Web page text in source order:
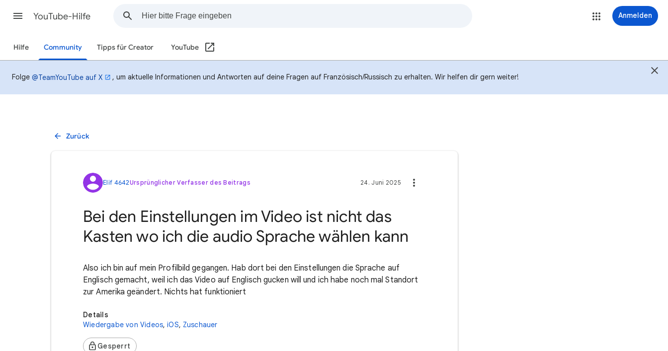
YouTube-Hilfe Anmelden
Hilfe Community Tipps für Creator YouTube
Folge @TeamYouTube auf X , um aktuelle Informationen und Antworten auf deine Fragen auf Französisch/Russisch zu erhalten. Wir helfen dir gern weiter!
Zurück
Elif 4642Ursprünglicher Verfasser des Beitrags 24. Juni 2025
Bei den Einstellungen im Video ist nicht das
Kasten wo ich die audio Sprache wählen kann
Also ich bin auf mein Profilbild gegangen. Hab dort bei den Einstellungen die Sprache auf
Englisch gemacht, weil ich das Video auf Englisch gucken will und ich habe noch mal Standort
zur Amerika geändert. Nichts hat funktioniert
Details
Wiedergabe von Videos, iOS, Zuschauer
Gesperrt